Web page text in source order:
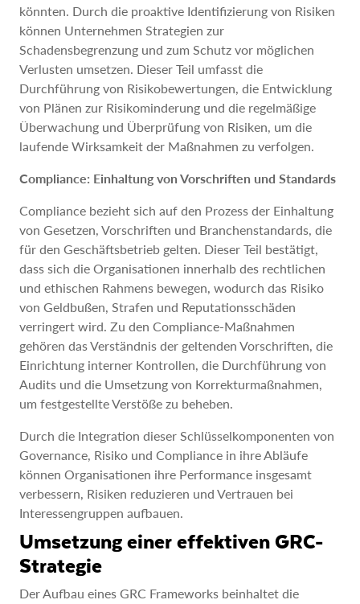
könnten. Durch die proaktive Identifizierung von Risiken
können Unternehmen Strategien zur
Schadensbegrenzung und zum Schutz vor möglichen
Verlusten umsetzen. Dieser Teil umfasst die
Durchführung von Risikobewertungen, die Entwicklung
von Plänen zur Risikominderung und die regelmäßige
Überwachung und Überprüfung von Risiken, um die
laufende Wirksamkeit der Maßnahmen zu verfolgen.
Compliance: Einhaltung von Vorschriften und Standards
Compliance bezieht sich auf den Prozess der Einhaltung
von Gesetzen, Vorschriften und Branchenstandards, die
für den Geschäftsbetrieb gelten. Dieser Teil bestätigt,
dass sich die Organisationen innerhalb des rechtlichen
und ethischen Rahmens bewegen, wodurch das Risiko
von Geldbußen, Strafen und Reputationsschäden
verringert wird. Zu den Compliance-Maßnahmen
gehören das Verständnis der geltenden Vorschriften, die
Einrichtung interner Kontrollen, die Durchführung von
Audits und die Umsetzung von Korrekturmaßnahmen,
um festgestellte Verstöße zu beheben.
Durch die Integration dieser Schlüsselkomponenten von
Governance, Risiko und Compliance in ihre Abläufe
können Organisationen ihre Performance insgesamt
verbessern, Risiken reduzieren und Vertrauen bei
Interessengruppen aufbauen.
Umsetzung einer effektiven GRC-
Strategie
Der Aufbau eines GRC Frameworks beinhaltet die